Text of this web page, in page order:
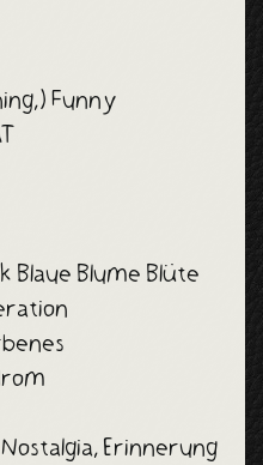
Funny
Blaue Blume Blüte
Erinnerung